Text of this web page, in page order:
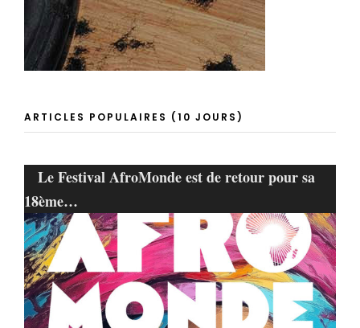
ARTICLES POPULAIRES (10 JOURS)
Le Festival AfroMonde est de retour pour sa
18ème…